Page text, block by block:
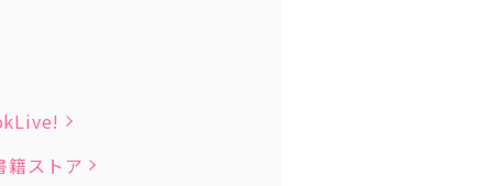
籍ストア